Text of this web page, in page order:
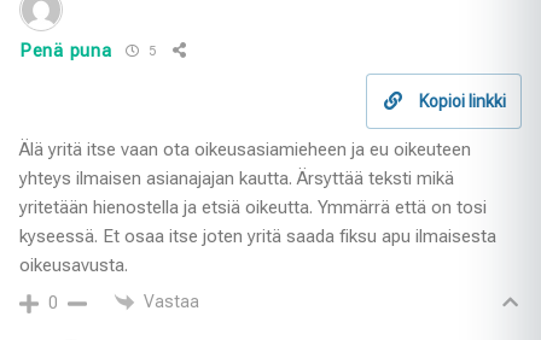
Penä puna 5
Kopioi linkki
Älä yritä itse vaan ota oikeusasiamieheen ja eu oikeuteen
yhteys ilmaisen asianajajan kautta. Ärsyttää teksti mikä
yritetään hienostella ja etsiä oikeutta. Ymmärrä että on tosi
kyseessä. Et osaa itse joten yritä saada fiksu apu ilmaisesta
oikeusavusta.
0 Vastaa